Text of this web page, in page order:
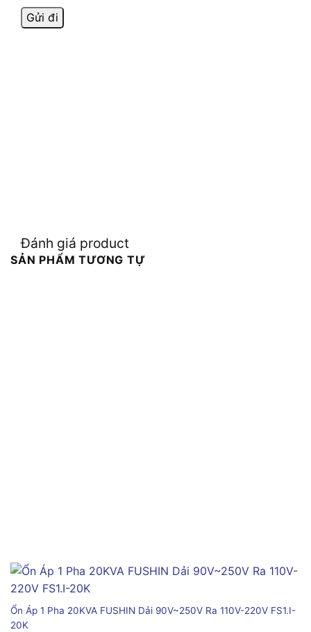
Đánh giá product
SẢN PHẨM TƯƠNG TỰ
Ổn Áp 1 Pha 20KVA FUSHIN Dải 90V~250V Ra 110V-220V FS1.I-
20K